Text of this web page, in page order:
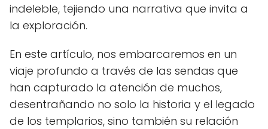
indeleble, tejiendo una narrativa que invita a
la exploración.
En este artículo, nos embarcaremos en un
viaje profundo a través de las sendas que
han capturado la atención de muchos,
desentrañando no solo la historia y el legado
de los templarios, sino también su relación